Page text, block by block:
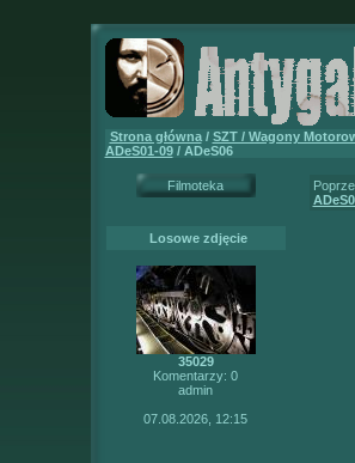
Strona główna/ SZT / Wagony
ADeS01-09/ ADeS06
Filmoteka
Losowe zdjęcie
35029
Komentarzy: 0
admin
07.08.2026, 12:15